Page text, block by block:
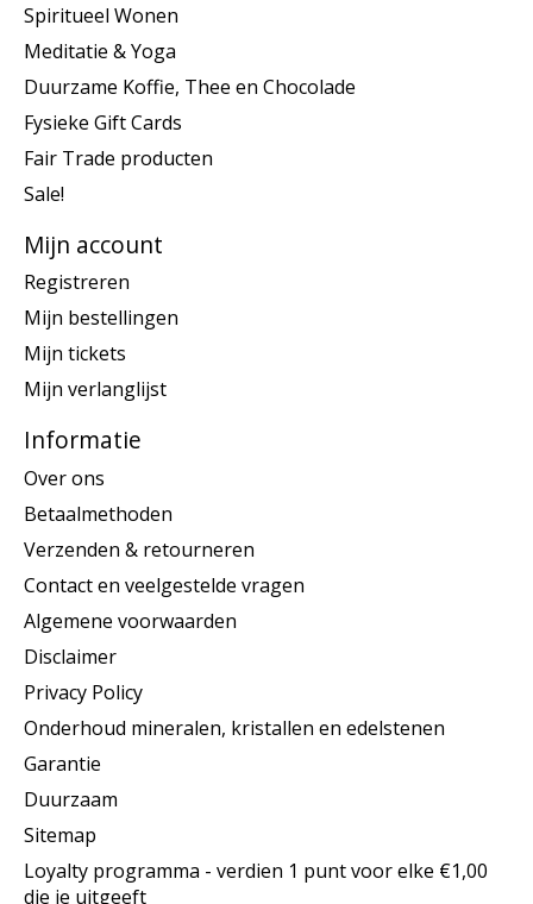
Spiritueel Wonen
Meditatie & Yoga
Duurzame Koffie, Thee en Chocolade
Fysieke Gift Cards
Fair Trade producten
Sale!
Mijn account
Registreren
Mijn bestellingen
Mijn tickets
Mijn verlanglijst
Informatie
Over ons
Betaalmethoden
Verzenden & retourneren
Contact en veelgestelde vragen
Algemene voorwaarden
Disclaimer
Privacy Policy
Onderhoud mineralen, kristallen en edelstenen
Garantie
Duurzaam
Sitemap
Loyalty programma - verdien 1 punt voor elke €1,00
die je uitgeeft